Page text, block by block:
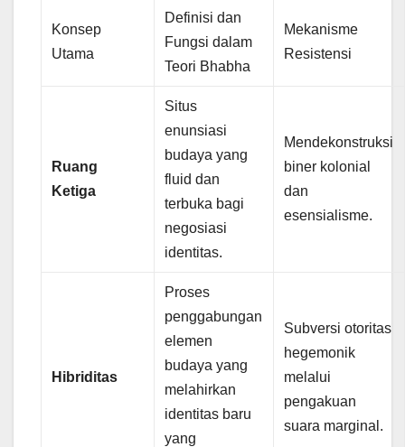
Konsep
Utama
Definisi dan
Fungsi dalam
Teori Bhabha
Mekanisme
Resistensi
Ruang
Ketiga
Situs
enunsiasi
budaya yang
fluid dan
terbuka bagi
negosiasi
identitas.
Mendekonstruksi
biner kolonial
dan
esensialisme.
Hibriditas
Proses
penggabungan
elemen
budaya yang
melahirkan
identitas baru
yang
Subversi otoritas
hegemonik
melalui
pengakuan
suara marginal.